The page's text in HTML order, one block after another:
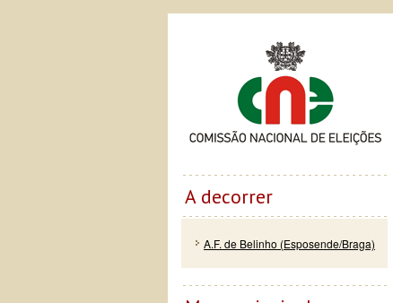
A decorrer
A.F. de Belinho (Esposende/Braga)